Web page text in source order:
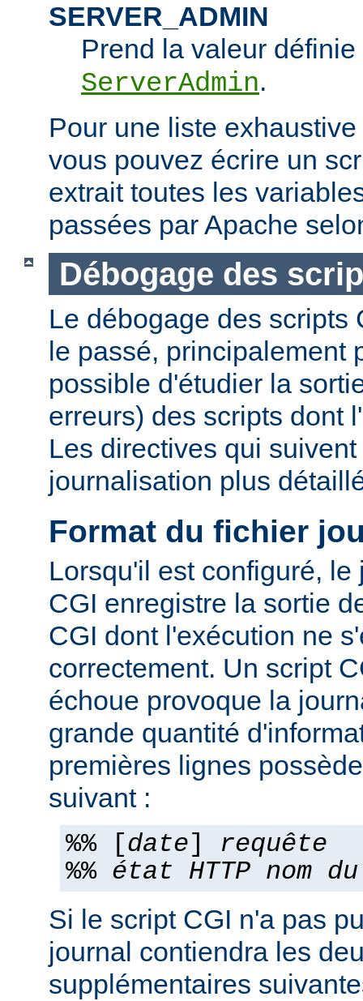
SERVER_ADMIN
Prend la valeur
ServerAdmin.
Pour une liste
vous pouvez écrire un
extrait toutes les
passées par Apache
Débogage des
Le débogage des scripts
le passé, principalement
possible d'étudier la
erreurs) des scripts dont
Les directives qui
journalisation plus
Format du fichier
Lorsqu'il est configuré,
CGI enregistre la sortie
CGI dont l'exécution ne
correctement. Un script
échoue provoque la
grande quantité
premières lignes
suivant :
%% [date] requête
%% état HTTP nom
Si le script CGI n'a pas
journal contiendra les
supplémentaires